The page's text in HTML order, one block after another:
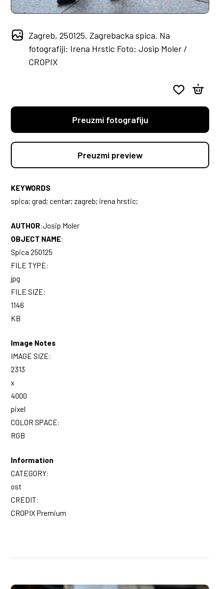
Zagreb, 250125. Zagrebacka spica. Na
fotografiji: Irena Hrstic Foto: Josip Moler /
CROPIX
Preuzmi fotografiju
Preuzmi preview
KEYWORDS
spica; grad; centar; zagreb; irena hrstic;
AUTHOR:Josip Moler
OBJECT NAME:
Spica 250125
FILE TYPE:
jpg
FILE SIZE:
1146
KB
Image Notes
IMAGE SIZE:
2313
x
4000
pixel
COLOR SPACE:
RGB
Information
CATEGORY:
ost
CREDIT:
CROPIX Premium